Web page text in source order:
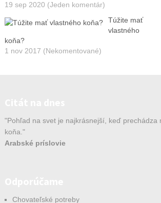
19 sep 2020 (Jeden komentár)
Túžite mať
vlastného
koňa?
1 nov 2017 (Nekomentované)
"Pohľad na svet je najkrásnejší, keď prechádza
koňa."
Arabské príslovie
Chovateľské potreby